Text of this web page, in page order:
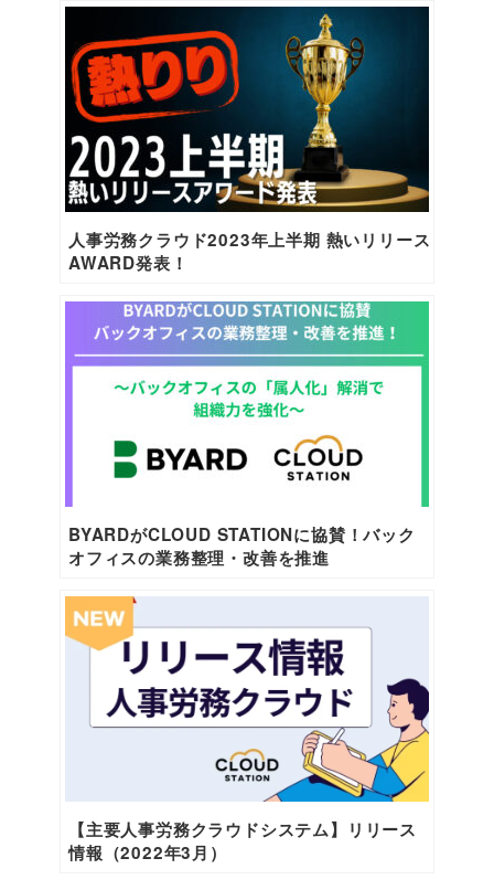
人事労務クラウド2023年上半期 熱いリリース
AWARD発表！
BYARDがCLOUD STATIONに協賛！バック
オフィスの業務整理・改善を推進
【主要人事労務クラウドシステム】リリース
情報（2022年3月）